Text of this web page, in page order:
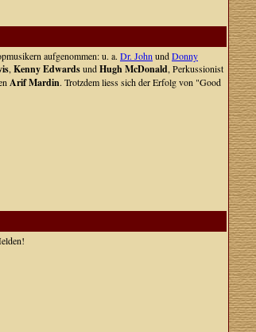
aufgenommen: u. a. Dr. John undDonny
, Kenny EdwardsundHugh McDonald, Perkussionist
Arif Mardin. Trotzdem liess sich der Erfolg von "Good